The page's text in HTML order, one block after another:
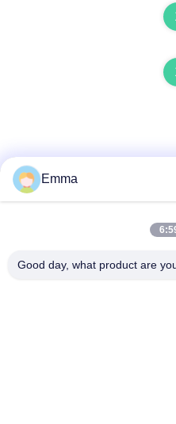
No. 280 WanXing Road,
Emma
Good day, what product are